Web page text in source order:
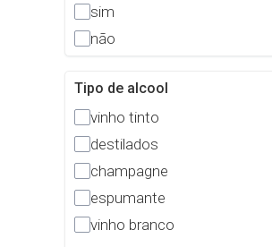
sim
não
Tipo de alcool
vinho tinto
destilados
champagne
espumante
vinho branco